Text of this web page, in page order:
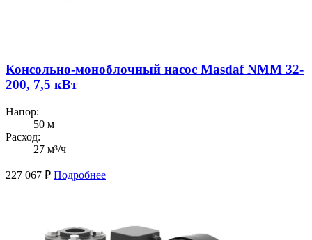
Консольно-моноблочный насос Masdaf NMM 32-
200, 7,5 кВт
Напор:
50 м
Расход:
27 м³/ч
227 067 ₽ Подробнее